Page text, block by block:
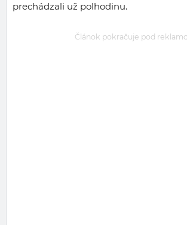
prechádzali už polhodinu.
Článok pokračuje pod